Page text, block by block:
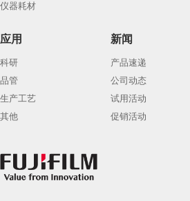
仪器耗材
应用
科研
品管
生产工艺
其他
新闻
产品速递
公司动态
试用活动
促销活动